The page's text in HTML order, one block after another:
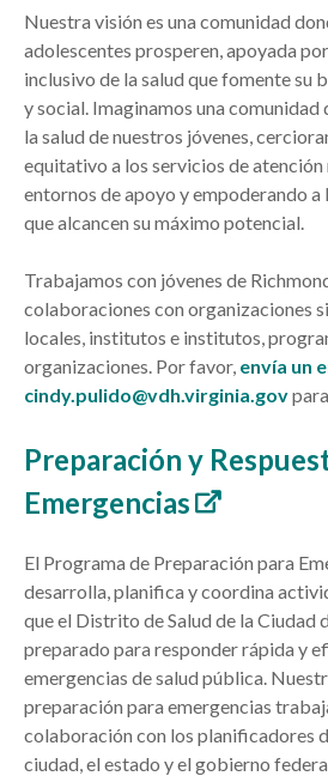
Nuestra visión es una comunidad
adolescentes prosperen, apoyada
inclusivo de la salud que fomente su
y social. Imaginamos una comunidad
la salud de nuestros jóvenes,
equitativo a los servicios de
entornos de apoyo y empoderando a
que alcancen su máximo potencial.
Trabajamos con jóvenes de
colaboraciones con organizaciones
locales, institutos e institutos,
organizaciones. Por favor, envía un
cindy.pulido@vdh.virginia.gov
Preparación y
Emergencias
El Programa de Preparación para
desarrolla, planifica y coordina
que el Distrito de Salud de la Ciudad
preparado para responder rápida y
emergencias de salud pública.
preparación para emergencias
colaboración con los planificadores
ciudad, el estado y el gobierno